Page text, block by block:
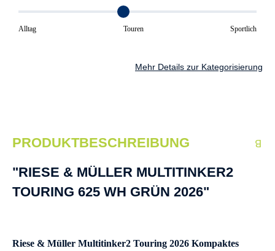
Alltag Touren Sportlich
Mehr Details zur Kategorisierung
PRODUKTBESCHREIBUNG
"RIESE & MÜLLER MULTITINKER2
TOURING 625 WH GRÜN 2026"
Riese & Müller Multitinker2 Touring 2026 Kompaktes